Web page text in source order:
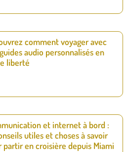
comment voyager avec
audio personnalisés en
liberté
et internet à bord :
utiles et choses à savoir
partir en croisière depuis Miami